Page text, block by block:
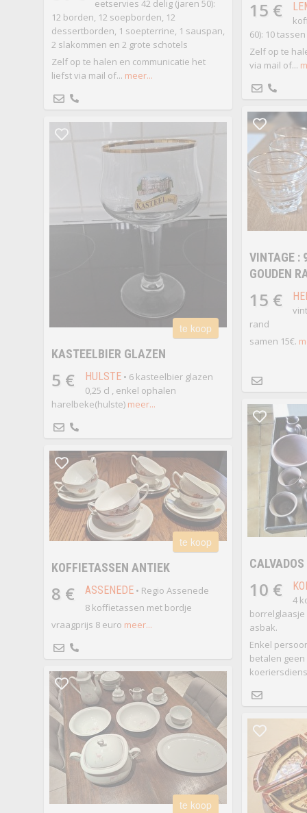
eetservies 42 delig (jaren 50):
12 borden, 12 soepborden, 12
dessertborden, 1 soepterrine, 1 sauspan,
2 slakommen en 2 grote schotels
Zelf op te halen en communicatie het
liefst via mail of... meer...
15 €
60): 10
Zelf op te
via mail of...
VINTAGE :
GOUDEN
15 €
rand
samen 15€.
te koop
KASTEELBIER GLAZEN
5 € HULSTE• 6 kasteelbier glazen
0,25 cl , enkel ophalen
harelbeke(hulste) meer...
10 €
4
asbak.
Enkel
betalen
te koop
KOFFIETASSEN ANTIEK
8 € ASSENEDE• Regio Assenede
8 koffietassen met bordje
vraagprijs 8 euro meer...
te koop